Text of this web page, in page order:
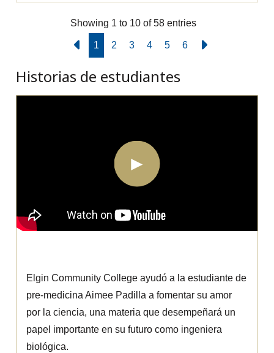
Showing 1 to 10 of 58 entries
1 2 3 4 5 6
Historias de estudiantes
Elgin Community College ayudó a la estudiante de
pre-medicina Aimee Padilla a fomentar su amor
por la ciencia, una materia que desempeñará un
papel importante en su futuro como ingeniera
biológica.